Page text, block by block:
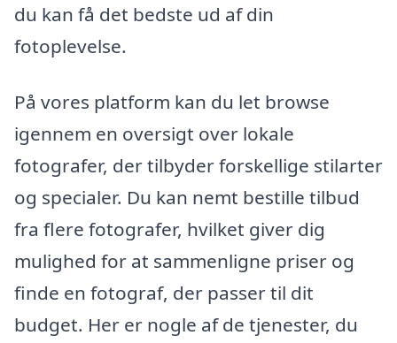
du kan få det bedste ud af din
fotoplevelse.
På vores platform kan du let browse
igennem en oversigt over lokale
fotografer, der tilbyder forskellige stilarter
og specialer. Du kan nemt bestille tilbud
fra flere fotografer, hvilket giver dig
mulighed for at sammenligne priser og
finde en fotograf, der passer til dit
budget. Her er nogle af de tjenester, du